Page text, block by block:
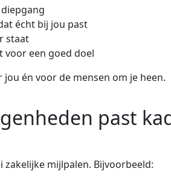
écht bij jou past
staat
voor een goed doel
én voor de mensen om je heen.
past
mijlpalen. Bijvoorbeeld: